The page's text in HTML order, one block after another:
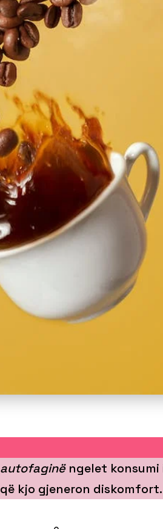
autofaginë ngelet
kjo gjeneron diskomfort.